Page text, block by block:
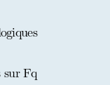
sur Fq